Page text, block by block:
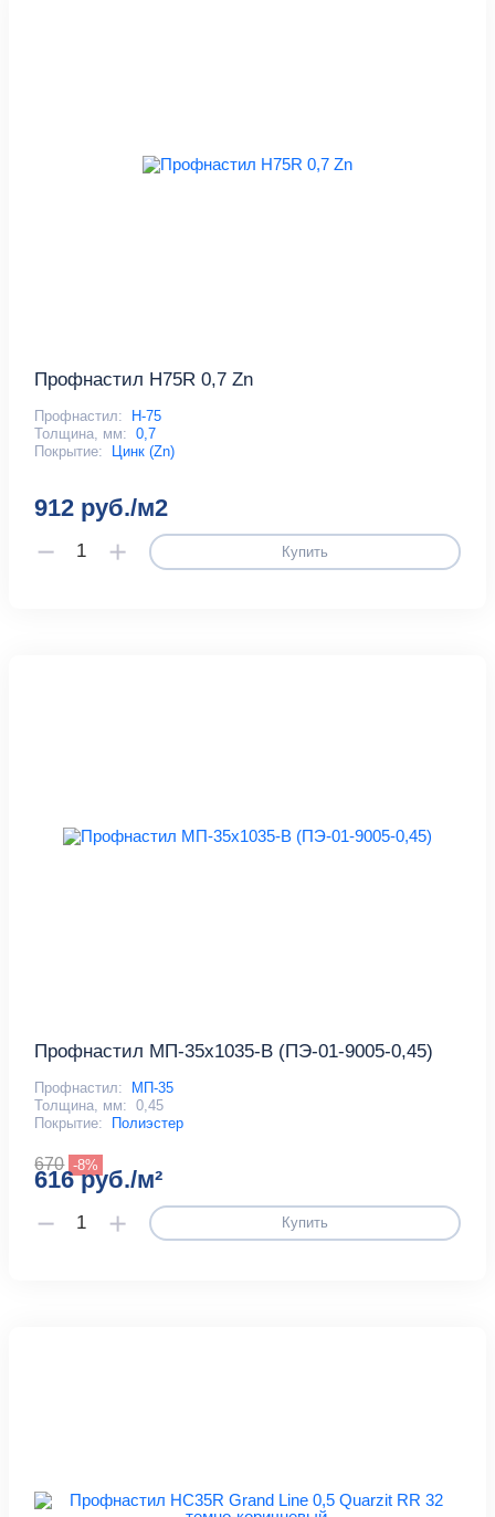
Профнастил Н75R 0,7 Zn
Профнастил:
Н-75
Толщина, мм: 0,7
Покрытие:
Цинк (Zn)
912 руб./м2
Купить
Профнастил МП-35x1035-B (ПЭ-01-9005-0,45)
Профнастил:
МП-35
Толщина, мм: 0,45
Покрытие:
Полиэстер
670 -8%
616 руб./м²
Купить